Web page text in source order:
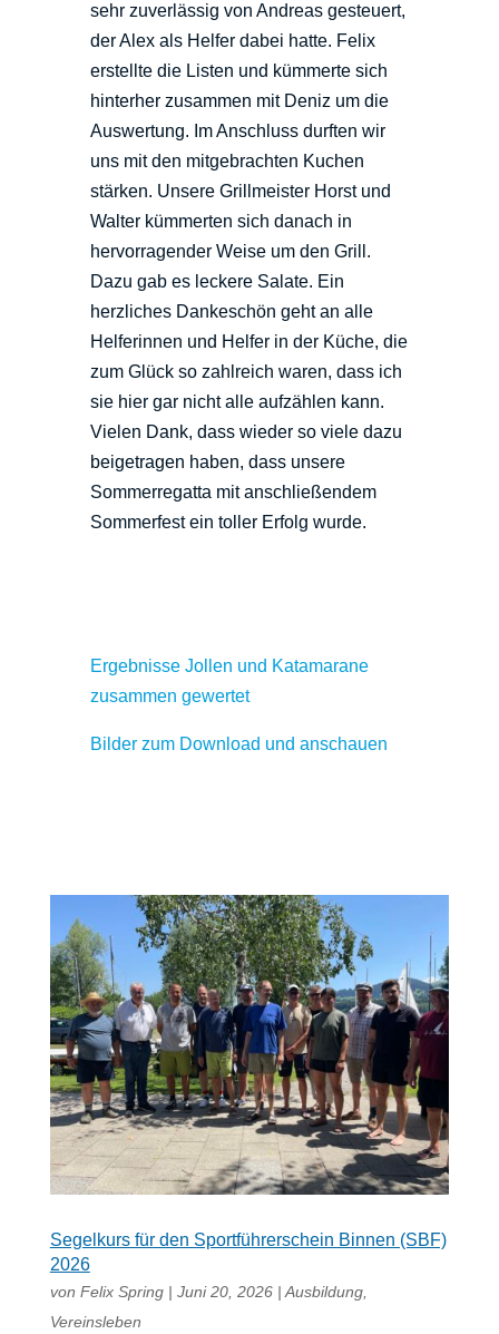
sehr zuverlässig von Andreas gesteuert,
der Alex als Helfer dabei hatte. Felix
erstellte die Listen und kümmerte sich
hinterher zusammen mit Deniz um die
Auswertung. Im Anschluss durften wir
uns mit den mitgebrachten Kuchen
stärken. Unsere Grillmeister Horst und
Walter kümmerten sich danach in
hervorragender Weise um den Grill.
Dazu gab es leckere Salate. Ein
herzliches Dankeschön geht an alle
Helferinnen und Helfer in der Küche, die
zum Glück so zahlreich waren, dass ich
sie hier gar nicht alle aufzählen kann.
Vielen Dank, dass wieder so viele dazu
beigetragen haben, dass unsere
Sommerregatta mit anschließendem
Sommerfest ein toller Erfolg wurde.
Ergebnisse Jollen und Katamarane
zusammen gewertet
Bilder zum Download und anschauen
Segelkurs für den Sportführerschein Binnen (SBF)
2026
von Felix Spring| Juni 20, 2026| Ausbildung,
Vereinsleben